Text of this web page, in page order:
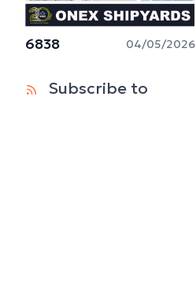
6838 04/05/2026
Subscribe to